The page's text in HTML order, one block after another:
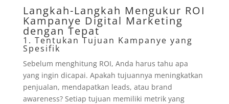
Langkah-Langkah Mengukur ROI
Kampanye Digital Marketing
dengan Tepat
1. Tentukan Tujuan Kampanye yang
Spesifik
Sebelum menghitung ROI, Anda harus tahu apa
yang ingin dicapai. Apakah tujuannya meningkatkan
penjualan, mendapatkan leads, atau brand
awareness? Setiap tujuan memiliki metrik yang